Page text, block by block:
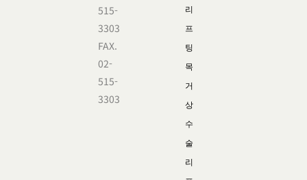
515-
3303
FAX.
02-
515-
3303
리
프
팅
목
거
상
수
술
리